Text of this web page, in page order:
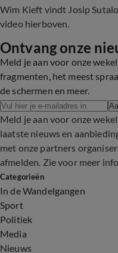
Wim Kieft vindt Josip
video hierboven.
Ontvang onze
Meld je aan voor onze
fragmenten, het meest
de schermen en meer.
Meld je aan voor onze
laatste nieuws en
met onze partners
afmelden. Zie voor meer
Categorieën
In de Wandelgangen
Sport
Politiek
Media
Nieuws